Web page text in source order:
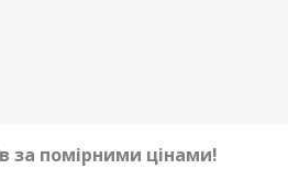
за помірними цінами!